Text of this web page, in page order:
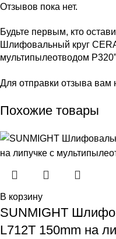
Отзывов пока нет.
Будьте первым, кто
Шлифовальный круг
мультипылеотводом P320”
Для отправки отзыва вам
Похожие товары
В корзину
SUNMIGHT
L712T 150mm на